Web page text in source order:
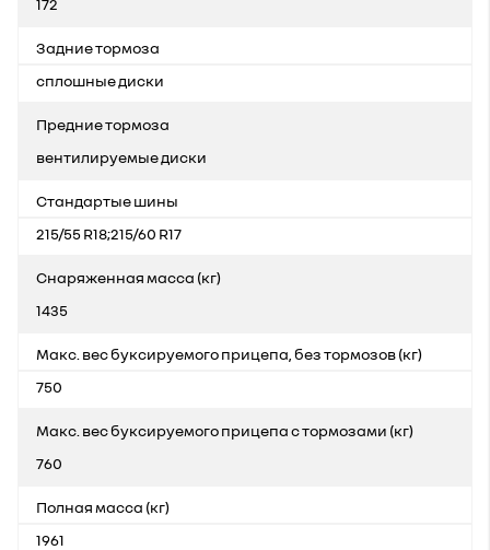
172
Задние тормоза
сплошные диски
Предние тормоза
вентилируемые диски
Стандартые шины
215/55 R18;215/60 R17
Снаряженная масса (кг)
1435
Макс. вес буксируемого прицепа, без тормозов (кг)
750
Макс. вес буксируемого прицепа с тормозами (кг)
760
Полная масса (кг)
1961